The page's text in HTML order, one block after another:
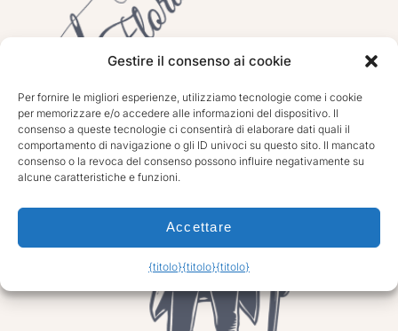
Gestire il consenso ai cookie
Per fornire le migliori esperienze, utilizziamo tecnologie come i cookie
per memorizzare e/o accedere alle informazioni del dispositivo. Il
consenso a queste tecnologie ci consentirà di elaborare dati quali il
comportamento di navigazione o gli ID univoci su questo sito. Il mancato
consenso o la revoca del consenso possono influire negativamente su
alcune caratteristiche e funzioni.
Accettare
{titolo}{titolo}{titolo}